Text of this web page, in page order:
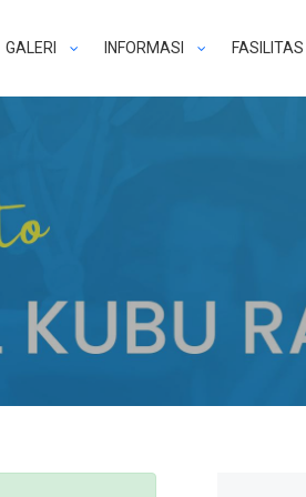
GALERI INFORMASI FASILITAS